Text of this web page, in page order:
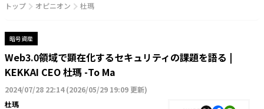
トップ オピニオン 杜瑪
暗号資産
Web3.0領域で顕在化するセキュリティの課題を語る |
KEKKAI CEO 杜瑪 -To Ma
2024/07/28 22:14(2026/05/29 19:09 更新)
杜瑪